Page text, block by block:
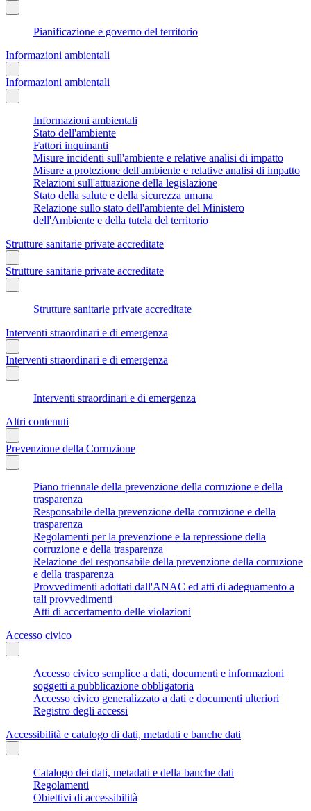
Pianificazione e governo del territorio
Informazioni ambientali
Informazioni ambientali
Informazioni ambientali
Stato dell'ambiente
Fattori inquinanti
Misure incidenti sull'ambiente e relative analisi di impatto
Misure a protezione dell'ambiente e relative analisi di impatto
Relazioni sull'attuazione della legislazione
Stato della salute e della sicurezza umana
Relazione sullo stato dell'ambiente del Ministero
dell'Ambiente e della tutela del territorio
Strutture sanitarie private accreditate
Strutture sanitarie private accreditate
Strutture sanitarie private accreditate
Interventi straordinari e di emergenza
Interventi straordinari e di emergenza
Interventi straordinari e di emergenza
Altri contenuti
Prevenzione della Corruzione
Piano triennale della prevenzione della corruzione e della
trasparenza
Responsabile della prevenzione della corruzione e della
trasparenza
Regolamenti per la prevenzione e la repressione della
corruzione e della trasparenza
Relazione del responsabile della prevenzione della corruzione
e della trasparenza
Provvedimenti adottati dall'ANAC ed atti di adeguamento a
tali provvedimenti
Atti di accertamento delle violazioni
Accesso civico
Accesso civico semplice a dati, documenti e informazioni
soggetti a pubblicazione obbligatoria
Accesso civico generalizzato a dati e documenti ulteriori
Registro degli accessi
Accessibilità e catalogo di dati, metadati e banche dati
Catalogo dei dati, metadati e della banche dati
Regolamenti
Obiettivi di accessibilità